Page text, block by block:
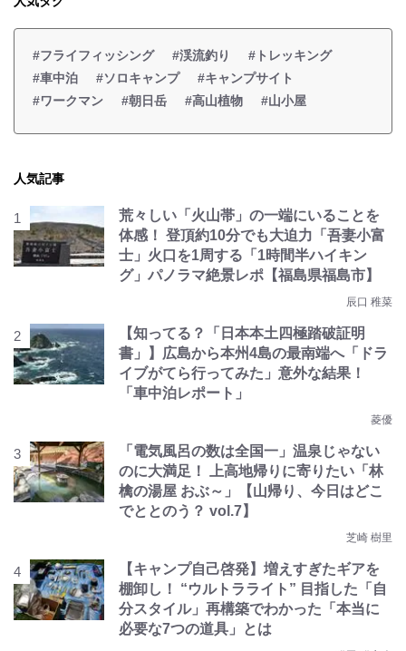
#フライフィッシング #渓流釣り
#トレッキング
#車中泊
#ソロキャンプ
#キャンプサイト
#ワークマン
#朝日岳 #高山植物 #山小屋
人気記事
荒々しい「火山帯」の一端にいることを
体感！ 登頂約10分でも大迫力「吾妻小富
士」火口を1周する「1時間半ハイキン
グ」パノラマ絶景レポ【福島県福島市】
辰口 稚菜
【知ってる？「日本本土四極踏破証明
書」】広島から本州4島の最南端へ「ドラ
イブがてら行ってみた」意外な結果！
「車中泊レポート」
菱優
「電気風呂の数は全国一」温泉じゃない
のに大満足！ 上高地帰りに寄りたい「林
檎の湯屋 おぶ～」【山帰り、今日はどこ
でととのう？ vol.7】
芝崎 樹里
【キャンプ自己啓発】増えすぎたギアを
棚卸し！ “ウルトラライト” 目指した「自
分スタイル」再構築でわかった「本当に
必要な7つの道具」とは